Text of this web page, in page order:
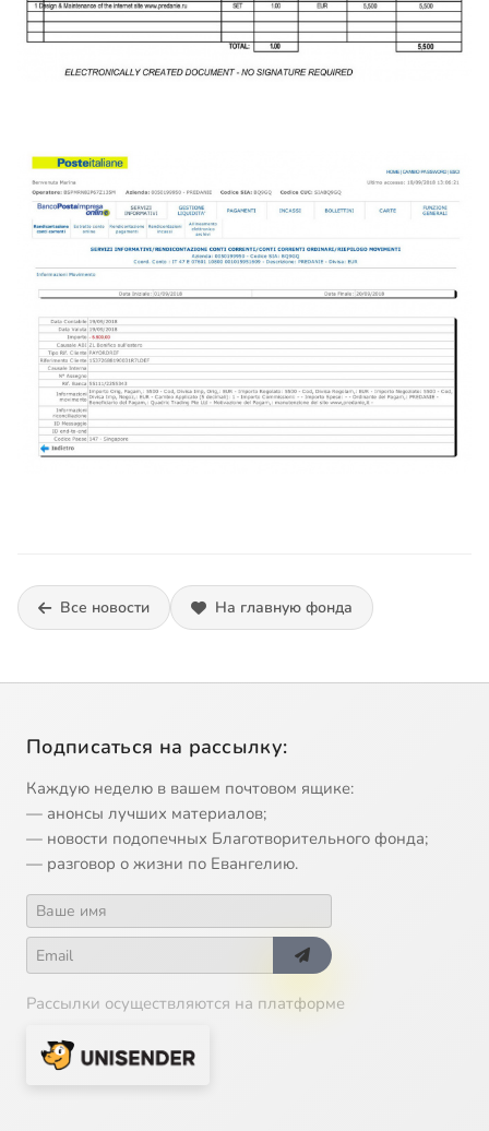
Все новости На главную фонда
Подписаться на рассылку:
Каждую неделю в вашем почтовом ящике:
— анонсы лучших материалов;
— новости подопечных Благотворительного фонда;
— разговор о жизни по Евангелию.
Рассылки осуществляются на платформе